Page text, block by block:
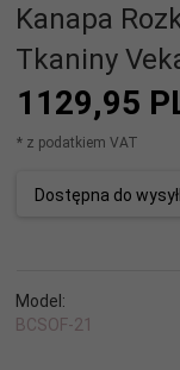
Kanapa
Tkaniny
1129,95
* z podatkiem VAT
Dostępna do
Model:
BCSOF-21